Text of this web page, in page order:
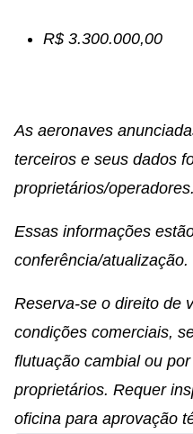
R$ 3.300.000,00
As aeronaves
terceiros e seus dados
proprietários/operadores.
Essas informações
conferência/atualização.
Reserva-se o direito de
condições comerciais,
flutuação cambial ou
proprietários. Requer
oficina para aprovação